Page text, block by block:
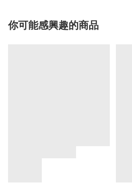
你可能感興趣的商品